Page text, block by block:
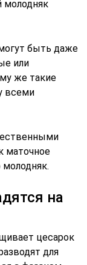
молодняк
быть даже
или
же такие
всеми
маточное
на
цесарок
для